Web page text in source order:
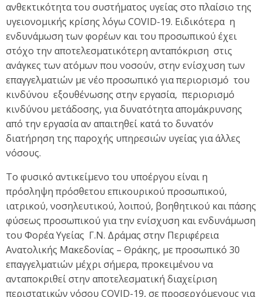
ανθεκτικότητα του συστήματος υγείας στο πλαίσιο της
υγειονομικής κρίσης λόγω COVID-19. Ειδικότερα η
ενδυνάμωση των φορέων και του προσωπικού έχει
στόχο την αποτελεσματικότερη ανταπόκριση στις
ανάγκες των ατόμων που νοσούν, στην ενίσχυση των
επαγγελματιών με νέο προσωπικό για περιορισμό του
κινδύνου εξουθένωσης στην εργασία, περιορισμό
κινδύνου μετάδοσης, για δυνατότητα απομάκρυνσης
από την εργασία αν απαιτηθεί κατά το δυνατόν
διατήρηση της παροχής υπηρεσιών υγείας για άλλες
νόσους.
Το φυσικό αντικείμενο του υποέργου είναι η
πρόσληψη πρόσθετου επικουρικού προσωπικού,
ιατρικού, νοσηλευτικού, λοιπού, βοηθητικού και πάσης
φύσεως προσωπικού για την ενίσχυση και ενδυνάμωση
του Φορέα Υγείας Γ.Ν. Δράμας στην Περιφέρεια
Ανατολικής Μακεδονίας – Θράκης, με προσωπικό 30
επαγγελματιών μέχρι σήμερα, προκειμένου να
ανταποκριθεί στην αποτελεσματική διαχείριση
περιστατικών νόσου COVID-19, σε προσερχόμενους για